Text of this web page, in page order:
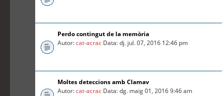
Perdo contingut de la memòria
Autor:cat-acrac Data: dj. jul. 07, 2016 12:46 pm
Moltes deteccions amb Clamav
Autor:cat-acrac Data: dg. maig 01, 2016 9:46 am